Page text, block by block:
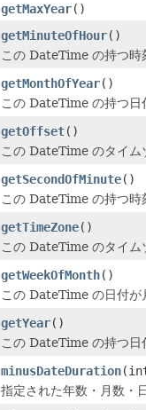
getMaxYear()
getMinuteOfHour()
この DateTime の持つ時
getMonthOfYear()
この DateTime の持つ日
getOffset()
この DateTime のタイム
getSecondOfMinute()
この DateTime の持つ時
getTimeZone()
この DateTime のタイム
getWeekOfMonth()
この DateTime の日付が
getYear()
この DateTime の持つ日
minusDateDuration
指定された年数・月数・